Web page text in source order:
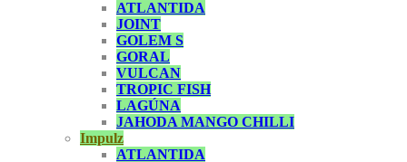
ATLANTIDA
JOINT
GOLEM S
GORAL
VULCAN
TROPIC FISH
LAGÚNA
JAHODA MANGO CHILLI
Impulz
ATLANTIDA